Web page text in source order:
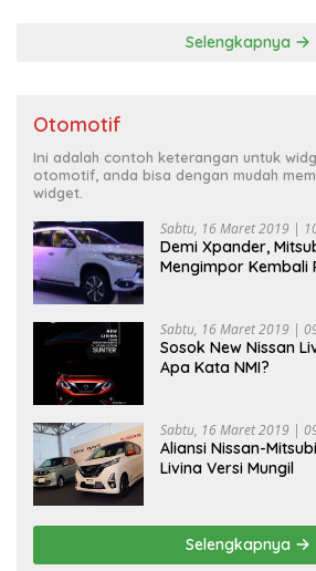
Selengkapnya
Otomotif
Ini adalah contoh keterangan untuk
otomotif, anda bisa dengan mudah
widget.
Sabtu, 16 Maret 2019 |
Demi Xpander,
Mengimpor Kembali
Sabtu, 16 Maret 2019 |
Sosok New Nissan
Apa Kata NMI?
Sabtu, 16 Maret 2019 |
Aliansi Nissan-
Livina Versi Mungil
Selengkapnya